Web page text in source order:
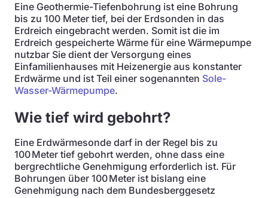
Eine Geothermie-Tiefenbohrung ist eine Bohrung
bis zu 100 Meter tief, bei der Erdsonden in das
Erdreich eingebracht werden. Somit ist die im
Erdreich gespeicherte Wärme für eine Wärmepumpe
nutzbar Sie dient der Versorgung eines
Einfamilienhauses mit Heizenergie aus konstanter
Erdwärme und ist Teil einer sogenannten Sole-
Wasser-Wärmepumpe.
Wie tief wird gebohrt?
Eine Erdwärmesonde darf in der Regel bis zu
100 Meter tief gebohrt werden, ohne dass eine
bergrechtliche Genehmigung erforderlich ist. Für
Bohrungen über 100 Meter ist bislang eine
Genehmigung nach dem Bundesberggesetz